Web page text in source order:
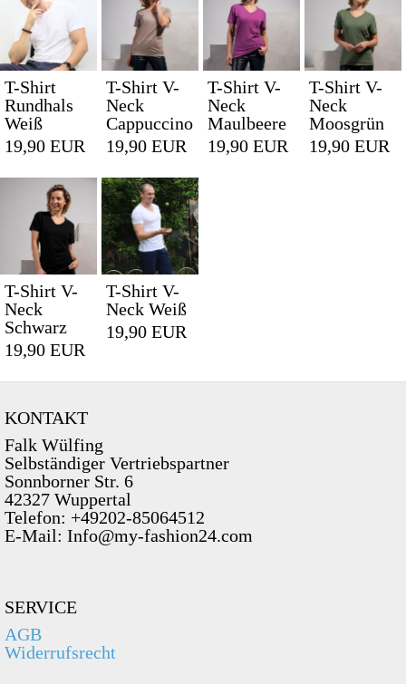
T-Shirt
Rundhals
Weiß
19,90 EUR
T-Shirt V-
Neck
Cappuccino
19,90 EUR
T-Shirt V-
Neck
Maulbeere
19,90 EUR
T-Shirt V-
Neck
Moosgrün
19,90 EUR
T-Shirt V-
Neck
Schwarz
19,90 EUR
T-Shirt V-
Neck Weiß
19,90 EUR
KONTAKT
Falk Wülfing
Selbständiger Vertriebspartner
Sonnborner Str. 6
42327 Wuppertal
Telefon: +49202-85064512
E-Mail: Info@my-fashion24.com
SERVICE
AGB
Widerrufsrecht